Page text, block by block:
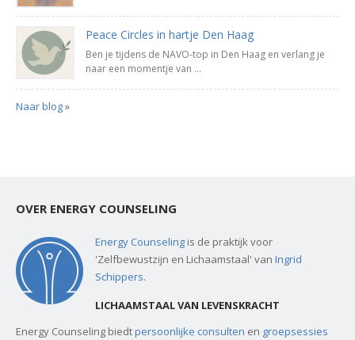
Peace Circles in hartje Den Haag
Ben je tijdens de NAVO-top in Den Haag en verlang je
naar een momentje van ...
Naar blog»
OVER ENERGY COUNSELING
Energy Counseling is de praktijk voor
'Zelfbewustzijn en Lichaamstaal' van Ingrid
Schippers.
LICHAAMSTAAL VAN LEVENSKRACHT
Energy Counseling biedtpersoonlijke consulten en groepsessies